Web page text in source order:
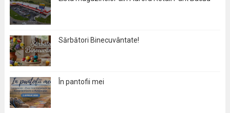
Sărbători Binecuvântate!
În pantofii mei